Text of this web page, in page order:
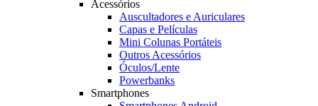
Acessórios
Auscultadores e Auriculares
Capas e Películas
Mini Colunas Portáteis
Outros Acessórios
Óculos/Lente
Powerbanks
Smartphones